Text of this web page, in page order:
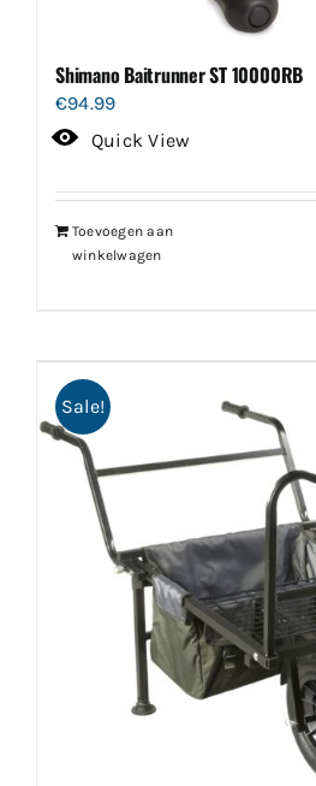
Shimano Baitrunner ST 10000RB
€94.99
Quick View
Toevoegen aan
winkelwagen
Sale!